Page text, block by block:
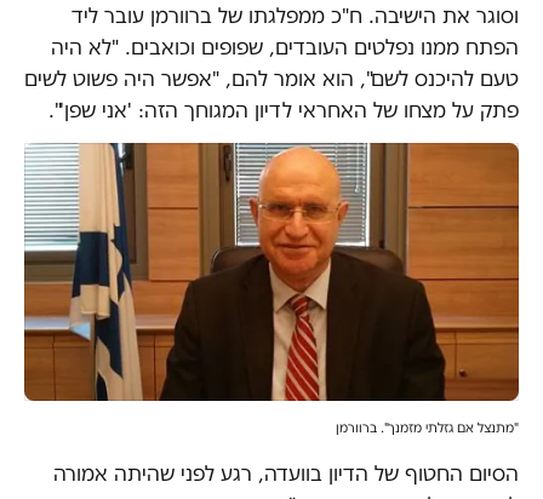
וסוגר את הישיבה. ח"כ ממפלגתו של ברוורמן עובר ליד
הפתח ממנו נפלטים העובדים, שפופים וכואבים. "לא היה
טעם להיכנס לשם", הוא אומר להם, "אפשר היה פשוט לשים
פתק על מצחו של האחראי לדיון המגוחך הזה: 'אני שפן'".
"מתנצל אם גזלתי מזמנך". ברוורמן
הסיום החטוף של הדיון בוועדה, רגע לפני שהיתה אמורה